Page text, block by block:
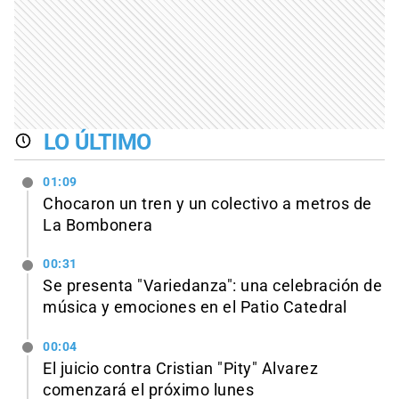
LO ÚLTIMO
01:09
Chocaron un tren y un colectivo a metros de
La Bombonera
00:31
Se presenta "Variedanza": una celebración de
música y emociones en el Patio Catedral
00:04
El juicio contra Cristian "Pity" Alvarez
comenzará el próximo lunes